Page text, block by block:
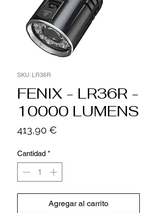
SKU: LR36R
FENIX - LR36R -
10000 LUMENS
413,90 €
Cantidad *
Agregar al carrito